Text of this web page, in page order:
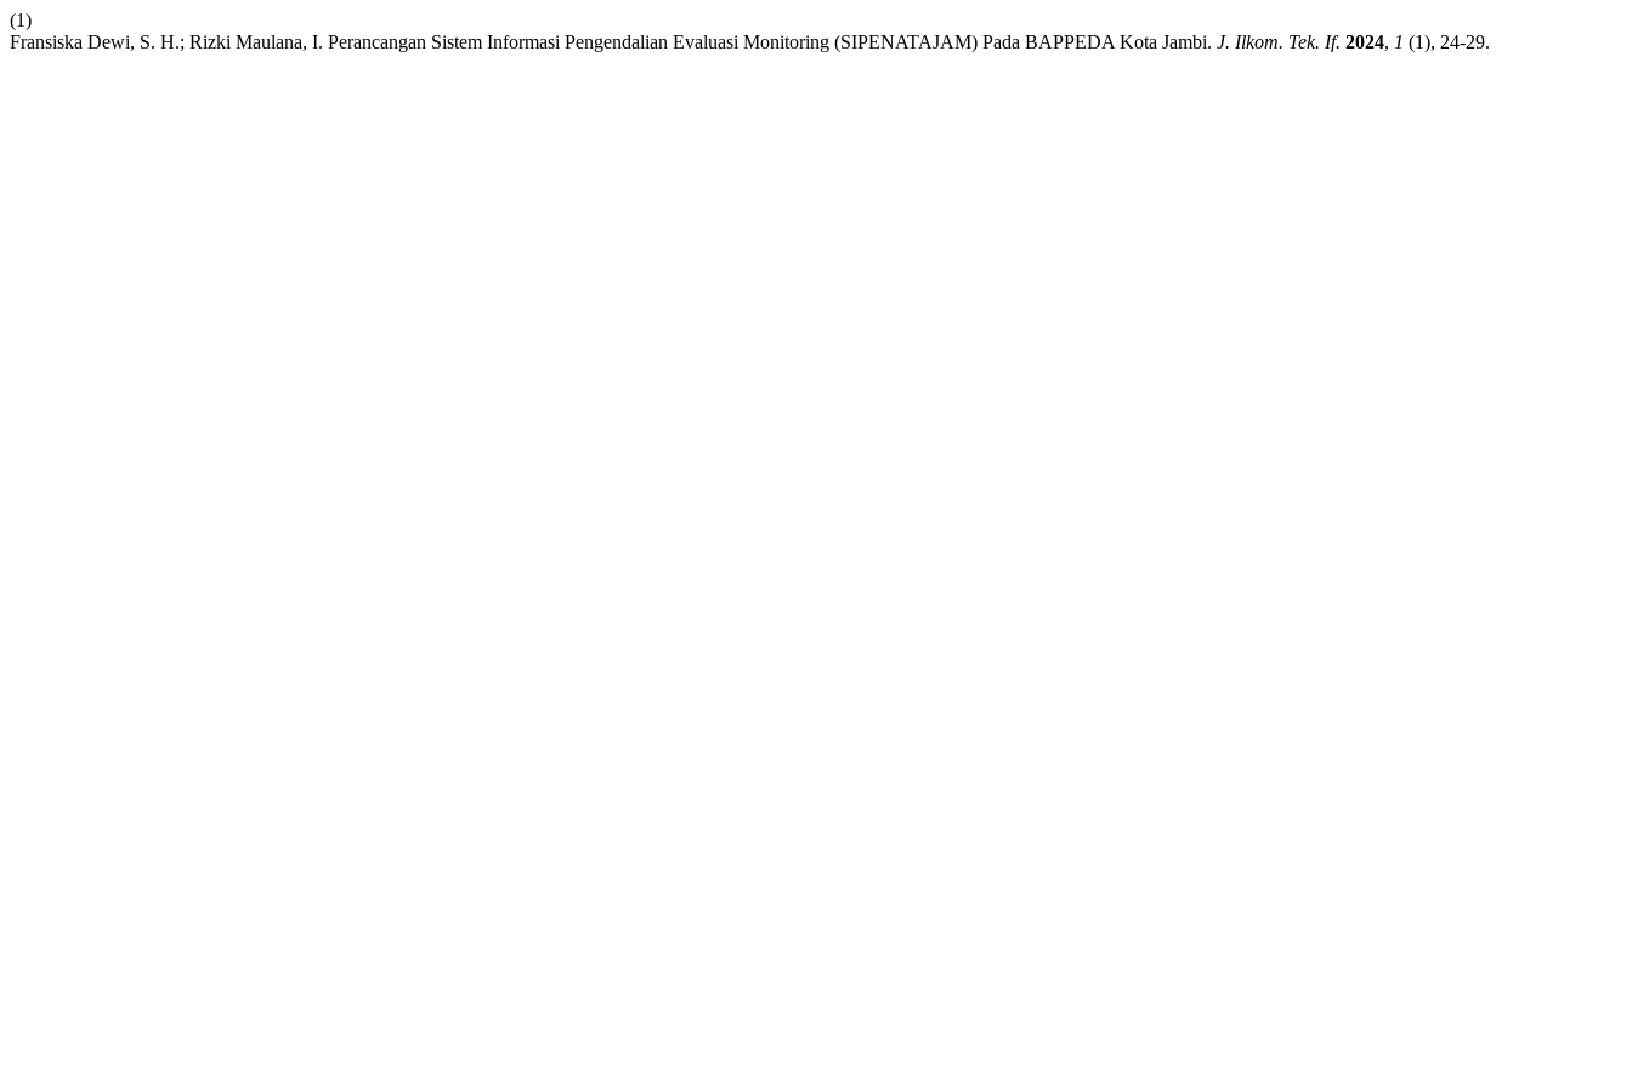
(1)
Fransiska Dewi, S. H.; Rizki Maulana, I. Perancangan Sistem Informasi Pengendalian Evaluasi Monitoring (SIPENATAJAM) Pada BAPPEDA Kota Jambi. J. Ilkom. Tek. If. 2024, 1 (1), 24-29.